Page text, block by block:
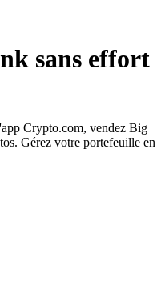
sans effort
Crypto.com, vendez Big
Gérez votre portefeuille en